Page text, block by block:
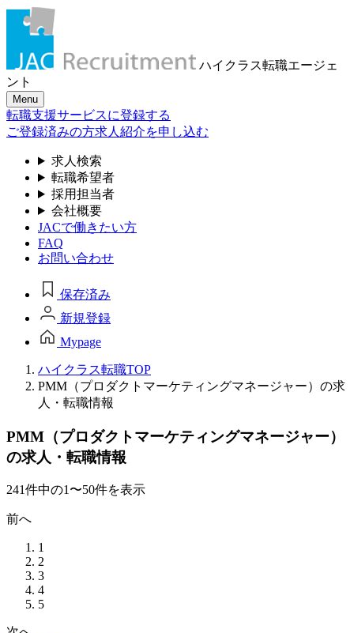
ハイクラス転職エージェ
ント
Menu
転職支援サービスに登録する
ご登録済みの方求人紹介を申し込む
求人検索
転職希望者
採用担当者
会社概要
JACで働きたい方
FAQ
お問い合わせ
保存済み
新規登録
Mypage
ハイクラス転職TOP
PMM（プロダクトマーケティングマネージャー）の求
人・転職情報
PMM（プロダクトマーケティングマネージャー）
の求人・転職情報
241件中の1〜50件を表示
前へ
1
2
3
4
5